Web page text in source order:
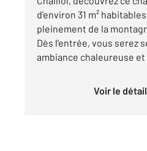
d'environ 31 m²
pleinement de la
Dès l'entrée, vous serez
ambiance chaleureuse
Voir le